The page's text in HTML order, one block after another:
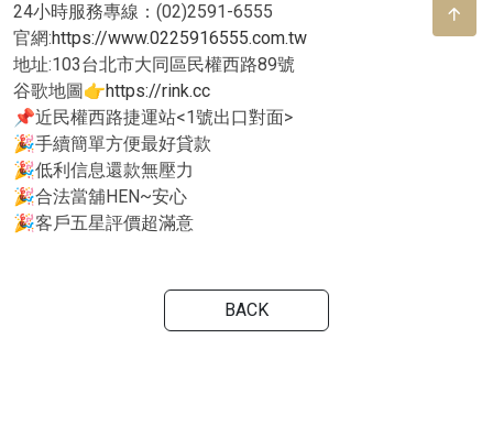
24小時服務專線：(02)2591-6555
官網:https://www.0225916555.com.tw
地址:103台北市大同區民權西路89號
谷歌地圖👉https://rink.cc
📌近民權西路捷運站<1號出口對面>
🎉手續簡單方便最好貸款
🎉低利信息還款無壓力
🎉合法當舖HEN~安心
🎉客戶五星評價超滿意
BACK